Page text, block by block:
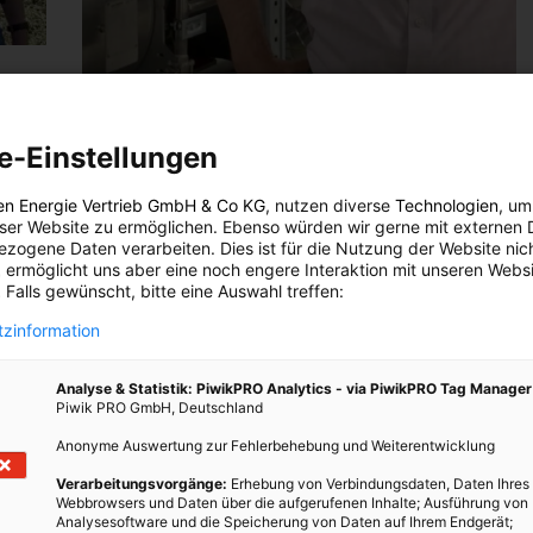
ist
Die
Profis am Wort: Fernwärme aus
24. AUGUST 2022 VONENERGIELEBEN REDAKTION
Welchen Zweck erfüllt eine Wärmepumpe und wie
erzeugt sie aus Thermalwasser Wärme für unser
Zuhause? Projektleiter Christoph Segalla hat sich mit
mit uns über Wärmepumpen zu sprechen.
BEITRAG ANSEHEN
TEILEN
Einstellungen
Energie Vertrieb GmbH & Co KG, nutzen diverse Technologien,
Website zu ermöglichen. Ebenso würden wir gerne mit externen
Daten verarbeiten. Dies ist für die Nutzung der Website
ermöglicht uns aber eine noch engere Interaktion mit unseren
Falls gewünscht, bitte eine Auswahl treffen:
Analyse & Statistik: PiwikPRO Analytics - via PiwikPRO Tag Manager
Piwik PRO GmbH, Deutschland
Anonyme Auswertung zur Fehlerbehebung und Weiterentwicklung
Verarbeitungsvorgänge: Erhebung von Verbindungsdaten, Daten Ihres
Webbrowsers und Daten über die aufgerufenen Inhalte; Ausführung von
Analysesoftware und die Speicherung von Daten auf Ihrem Endgerät;